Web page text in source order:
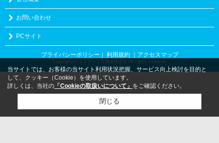
お問い合わせ
PCサイト
プライバシーポリシー ｜ 利用規約 ｜アクセスマップ
Copyright(c) エステート高橋有限会社 All rights reserved.
当サイトでは、お客様の当サイト利用状況把握、サービス向上検討を目的と
して、クッキー（Cookie）を使用しています。
詳しくは、当社の 「Cookieの取扱いについて」 をご確認ください。
閉じる